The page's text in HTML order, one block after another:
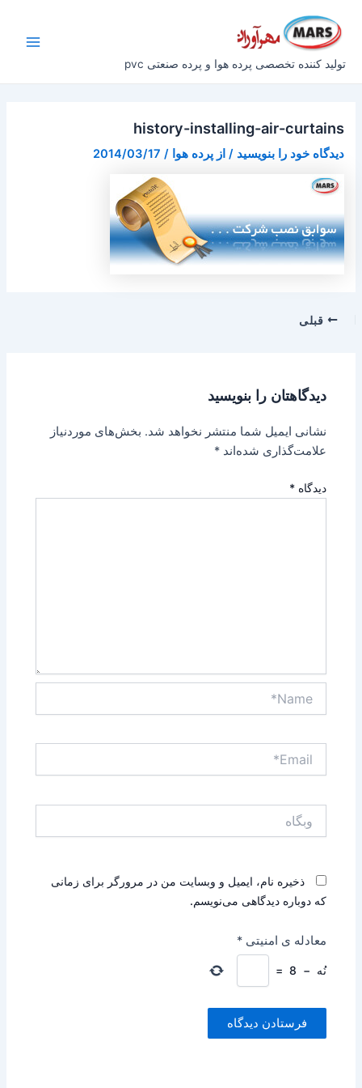
محتوا
تولید کننده تخصصی پرده هوا و پرده صنعتی pvc
history-installing-air-curtains
دیدگاه‌ خود را بنویسید / از پرده هوا/
2014/03/17
نوشته
قبلی
دیدگاهتان را بنویسید
نشانی ایمیل شما منتشر نخواهد شد. بخش‌های موردنیاز
علامت‌گذاری شده‌اند*
دیدگاه*
ذخیره نام، ایمیل و وبسایت من در مرورگر برای زمانی
که دوباره دیدگاهی می‌نویسم.
معادله ی امنیتی *
نُه −
8
=